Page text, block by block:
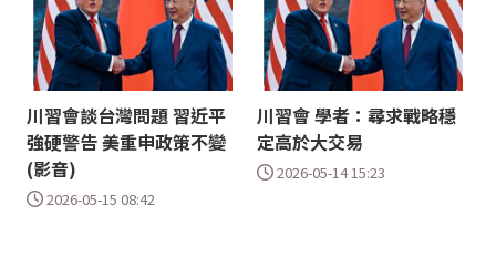
川習會談台灣問題 習近平
強硬警告 美重申政策不變
(影音)
2026-05-15 08:42
川習會 學者：尋求戰略穩
定高於大交易
2026-05-14 15:23